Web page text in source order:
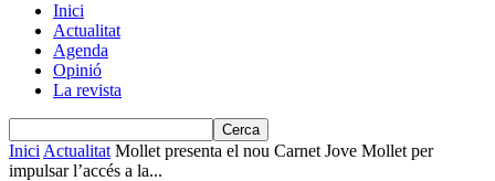
Inici
Actualitat
Agenda
Opinió
La revista
Inici Actualitat Mollet presenta el nou Carnet Jove Mollet per
impulsar l’accés a la...